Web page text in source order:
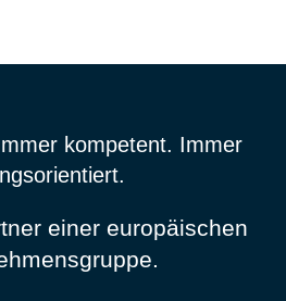
kompetent. Immer
einer europäischen